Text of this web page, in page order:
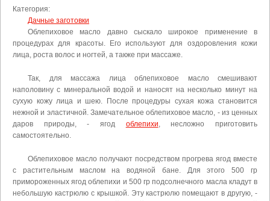
Категория:
Дачные заготовки
Облепиховое масло давно сыскало широкое применение в
процедурах для красоты. Его используют для оздоровления кожи
лица, роста волос и ногтей, а также при массаже.
Так, для массажа лица облепиховое масло смешивают
наполовину с минеральной водой и наносят на несколько минут на
сухую кожу лица и шею. После процедуры сухая кожа становится
нежной и эластичной. Замечательное облепиховое масло, - из ценных
даров природы, - ягод облепихи, несложно приготовить
самостоятельно.
Облепиховое масло получают посредством прогрева ягод вместе
с растительным маслом на водяной бане. Для этого 500 гр
примороженных ягод облепихи и 500 гр подсолнечного масла кладут в
небольшую кастрюлю с крышкой. Эту кастрюлю помещают в другую, -